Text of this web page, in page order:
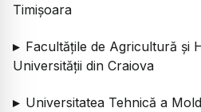
Timișoara
▸ Facultățile de Agricultură și
Universității din Craiova
▸ Universitatea Tehnică a